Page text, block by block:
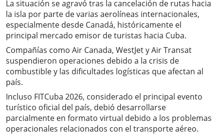
La situación se agravó tras la cancelación de rutas hacia
la isla por parte de varias aerolíneas internacionales,
especialmente desde Canadá, históricamente el
principal mercado emisor de turistas hacia Cuba.
Compañías como Air Canada, WestJet y Air Transat
suspendieron operaciones debido a la crisis de
combustible y las dificultades logísticas que afectan al
país.
Incluso FITCuba 2026, considerado el principal evento
turístico oficial del país, debió desarrollarse
parcialmente en formato virtual debido a los problemas
operacionales relacionados con el transporte aéreo.